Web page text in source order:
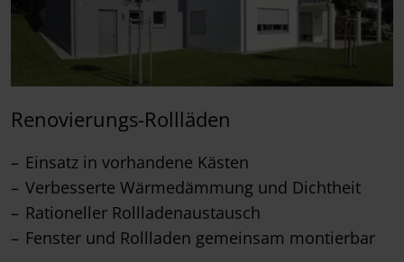
Renovierungs-Rollläden
Einsatz in vorhandene Kästen
Verbesserte Wärmedämmung und Dichtheit
Rationeller Rollladenaustausch
Fenster und Rollladen gemeinsam montierbar